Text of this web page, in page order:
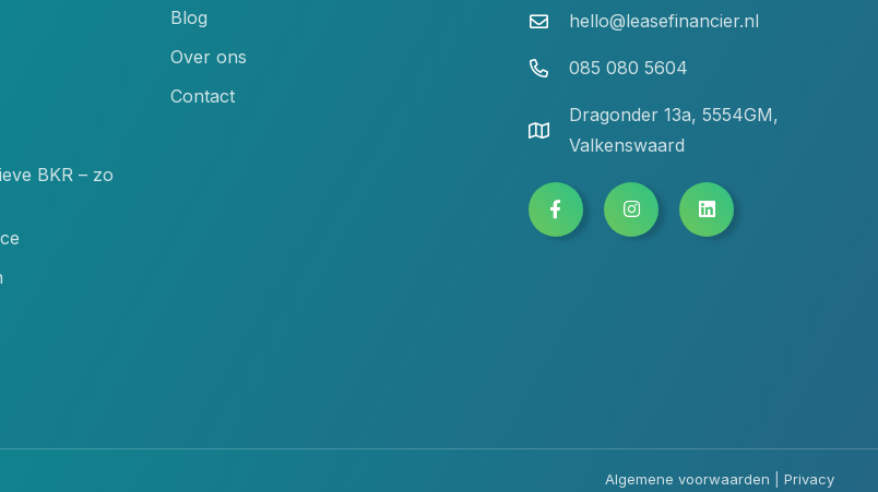
BKR – zo
Blog
Over ons
Contact
hello@leasefinancier.nl
085 080 5604
Dragonder 13a, 5554GM,
Valkenswaard
Algemene voorwaarden Privacy